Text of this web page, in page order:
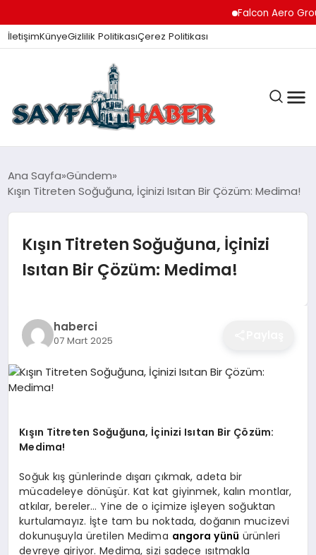
Falcon Aero Group,
İletişimKünyeGizlilik PolitikasıÇerez Politikası
ANA SAYFA
İZMIR HABERLERI
EĞITIM
EKONOMI
SAĞLIK
SPOR
YAŞAM
Ana Sayfa Gündem
Kışın Titreten Soğuğuna, İçinizi Isıtan Bir Çözüm: Medima!
Kışın Titreten Soğuğuna, İçinizi
Isıtan Bir Çözüm: Medima!
haberci
07 Mart 2025
Kışın Titreten Soğuğuna, İçinizi Isıtan Bir Çözüm:
Medima!
Soğuk kış günlerinde dışarı çıkmak, adeta bir
mücadeleye dönüşür. Kat kat giyinmek, kalın montlar,
atkılar, bereler… Yine de o içimize işleyen soğuktan
kurtulamayız. İşte tam bu noktada, doğanın mucizevi
dokunuşuyla üretilen Medima angora yünü ürünleri
devreye giriyor. Medima, sizi sadece ısıtmakla